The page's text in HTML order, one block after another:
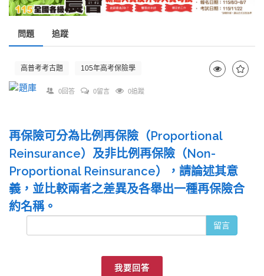
問題 追蹤
高普考考古題 105年高考保險學
0回答 0留言 0追蹤
再保險可分為比例再保險（Proportional
Reinsurance）及非比例再保險（Non-
Proportional Reinsurance），請論述其意
義，並比較兩者之差異及各舉出一種再保險合
約名稱。
留言
我要回答